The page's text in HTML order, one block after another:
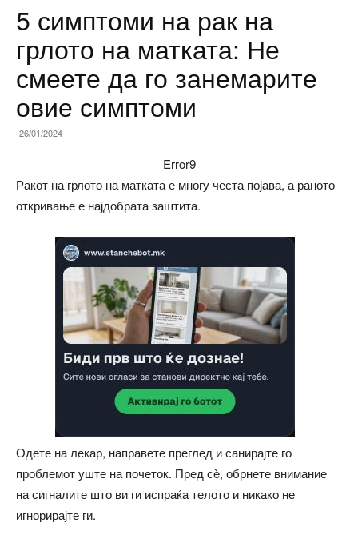
5 симптоми на рак на
грлото на матката: Не
смеете да го занемарите
овие симптоми
26/01/2024
Error9
Ракот на грлото на матката е многу честа појава, а раното
откривање е најдобрата заштита.
Одете на лекар, направете преглед и санирајте го
проблемот уште на почеток. Пред сè, обрнете внимание
на сигналите што ви ги испраќа телото и никако не
игнорирајте ги.